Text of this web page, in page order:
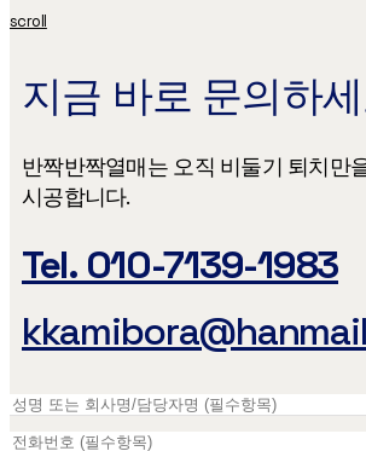
scroll
지금 바로 문의하
반짝반짝열매는 오직 비둘기 퇴치만
시공합니다.
Tel. 010-7139-1983